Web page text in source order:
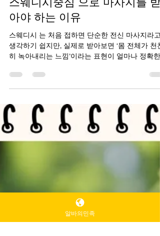
2025년 12월 8일 2분 분량
스웨디시중심 으로 마사지를 받
스웨디시 는 처음 접하면 단순한 전신 마사지라고
생각하기 쉽지만, 실제로 받아보면 ‘몸 전체가 천천
히 녹아내리는 느낌’이라는 표현이 얼마나 정확한
바로 이해하게 된다.강하게 누르거나 자극을 주는
방식이 아니라, 흐르듯 이어지는 부드러운 스트로
자극적이지 않은데도 근육 깊은 곳이 이완되는 경
향을 따라 관리가 진행되기 때문에 몸이 무겁고, 잘
붓고, 한동안 피로가 쌓여 있던 사람에게 특히 체감
이 크다. 마사지를 받다 보면 어느 순간 혈액이 따
하게 돌고, 다리부터 어깨까지 ‘순환되는 느낌’이
알바의민족